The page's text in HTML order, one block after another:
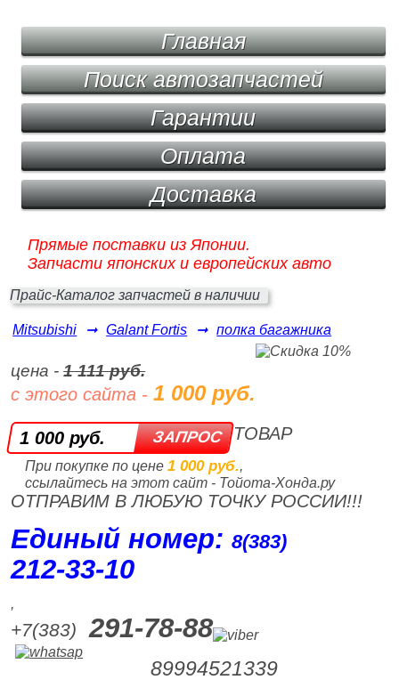
Главная
Поиск автозапчастей
Гарантии
Оплата
Доставка
Прямые поставки из Японии.
Запчасти японских и европейских авто
Прайс-Каталог запчастей в наличии
Mitsubishi ➞ Galant Fortis ➞ полка багажника
цена -1 111 руб.
с этого сайта -1 000 руб.
1 000 руб.
При покупке по цене 1 000 руб.,
ссылайтесь на этот сайт - Тойота-Хонда.ру
ТОВАР
ОТПРАВИМ В ЛЮБУЮ ТОЧКУ РОССИИ!!!
Единый номер:8(383)
212‑33‑10
,
+7(383) 291-78-88
89994521339